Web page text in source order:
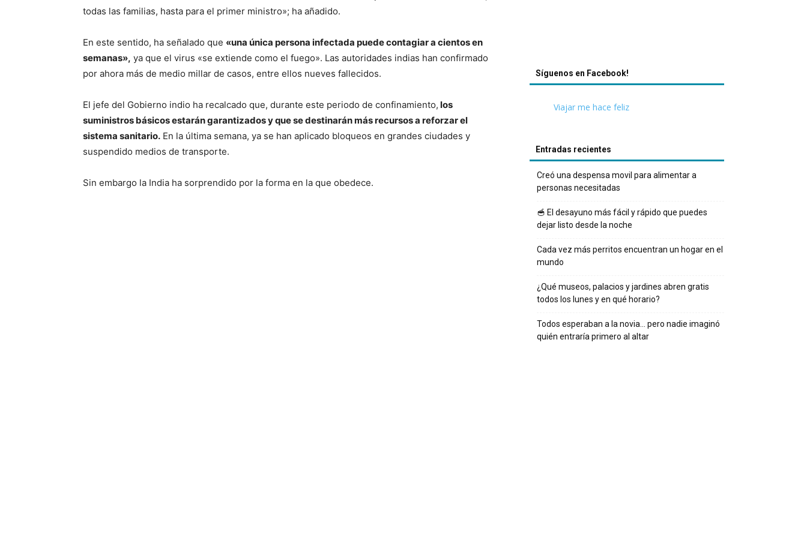
todas las familias, hasta para el primer ministro»; ha añadido.
En este sentido, ha señalado que «una única persona infectada puede contagiar a cientos en
semanas», ya que el virus «se extiende como el fuego». Las autoridades indias han confirmado
por ahora más de medio millar de casos, entre ellos nueves fallecidos.
El jefe del Gobierno indio ha recalcado que, durante este periodo de confinamiento, los
suministros básicos estarán garantizados y que se destinarán más recursos a reforzar el
sistema sanitario. En la última semana, ya se han aplicado bloqueos en grandes ciudades y
suspendido medios de transporte.
Sin embargo la India ha sorprendido por la forma en la que obedece.
Síguenos en Facebook!
Viajar me hace feliz
Entradas recientes
Creó una despensa movil para alimentar a
personas necesitadas
🥣 El desayuno más fácil y rápido que puedes
dejar listo desde la noche
Cada vez más perritos encuentran un hogar en el
mundo
¿Qué museos, palacios y jardines abren gratis
todos los lunes y en qué horario?
Todos esperaban a la novia… pero nadie imaginó
quién entraría primero al altar